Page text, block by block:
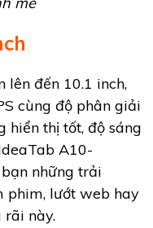
lên đến 10.1 inch,
cùng độ phân giải
hiển thị tốt, độ sáng
A10-
những trải
phim, lướt web hay
rãi này.